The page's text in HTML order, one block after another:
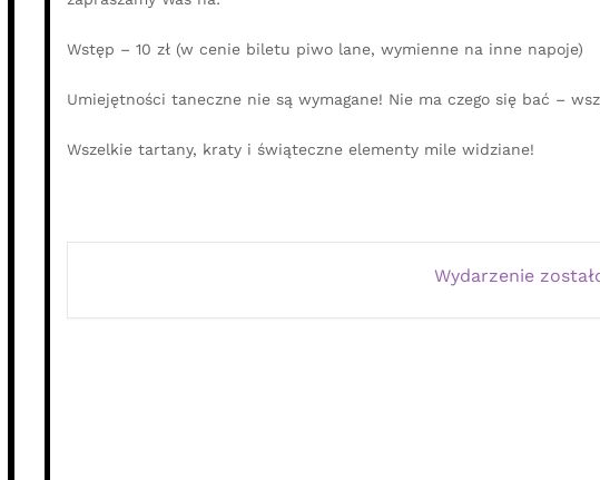
Wstęp – 10 zł (w cenie biletu piwo lane, wymienne na inne napoje)
Umiejętności taneczne nie są wymagane! Nie ma czego się bać –
Wszelkie tartany, kraty i świąteczne elementy mile widziane!
Wydarzenie